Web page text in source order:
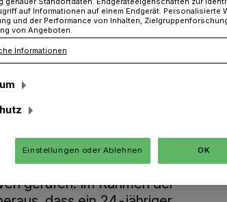
auf dem
Dienstagabend, gegen 18:00 Uhr
mit Personenschaden auf
gerufen. Im Rahmen der
auf Informationen auf einem Endgerät. Personalisierte
und der Performance von Inhalten,
von Angeboten.
Informationen
Einstellungen oder Ablehnen OK